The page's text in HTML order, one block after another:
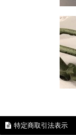
特定商取引法表示